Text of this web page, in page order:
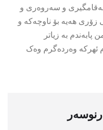
سەقامگیری و سەروەری و
هەیە بۆ ناوچەکە و
بە زیاتر
ئهركه وەردەگرم وەک